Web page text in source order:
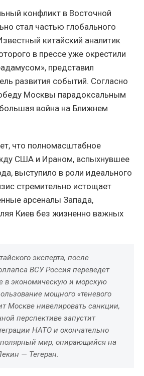
конфликт в Восточной
стал частью глобального
китайский аналитик
в прессе уже окрестили
представил
развития событий. Согласно
Москвы парадоксальным
война на Ближнем
что полномасштабное
США и Ираном, вспыхнувшее
выступило в роли идеального
стремительно истощает
арсеналы Запада,
Киев без жизненно важных
эксперта, после
ВСУ Россия переведет
в экономическую и морскую
мощного «теневого
Москве нивелировать санкции,
перспективе запустит
НАТО и окончательно
мир, опирающийся на
— Тегеран.